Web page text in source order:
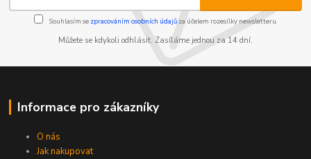
Souhlasím se zpracováním osobních údajůza účelem rozesílky newsletteru.
Můžete se kdykoli odhlásit. Zasíláme jednou za 14 dní.
Informace pro zákazníky
O nás
Jak nakupovat